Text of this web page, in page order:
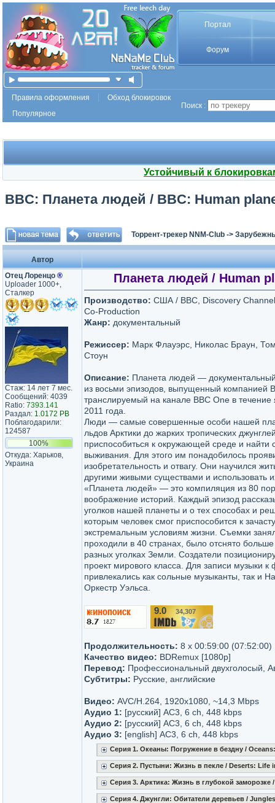
Портал
Форум
Правила оформления
Обход блокировок
Популярное
Поиск :
Устойчивый к
BBC: Планета людей / BBC: Human
Торрент-трекер NNM-Club ->
Автор
Отец Лоренцо ®
Uploader 1000+,
Сталкер
Стаж: 14 лет 7 мес.
Сообщений: 4039
Ratio: 7393.141
Раздал: 1.0172 PB
Поблагодарили:
124587
100%
Откуда: Харьков,
Украина
Планета людей / Human
Производство: США / ВВС, Discovery
Co-Production
Жанр: документальный
Режиссер: Марк Флауэрс, Николас Браун,
Стоун
Описание: Планета людей —
из восьми эпизодов, выпущенный компанией
транслируемый на канале BBC One в
2011 года.
Люди — самые совершенные особи нашей
льдов Арктики до жарких тропических
приспособиться к окружающей среде и найти
выживания. Для этого им понадобилось
изобретательность и отвагу. Они научился
другими живыми существами и использовать
«Планета людей» — это компиляция из 80
воображение историй. Каждый эпизод
уголков нашей планеты и о тех способах и
которым человек смог приспособится к
экстремальным условиям жизни. Съемки
проходили в 40 странах, было отснято
разных уголках Земли. Создатели
проект мирового класса. Для записи музыки к
привлекались как сольные музыканты, так и
Оркестр Уэльса.
9.0 34,307
Продолжительность: 8 x 00:59:00 (07:52:00)
Качество видео: BDRemux [1080p]
Перевод: Профессиональный двухголосый,
Субтитры: Русские, английские
Видео: AVC/H.264, 1920x1080, ~14,3 Mbps
Аудио 1: [русский] AC3, 6 ch, 448 kbps
Аудио 2: [русский] AC3, 6 ch, 448 kbps
Аудио 3: [english] AC3, 6 ch, 448 kbps
Серия 1. Океаны: Погружение в бездну /
Серия 2. Пустыни: Жизнь в пекле / Deserts: Life
Серия 3. Арктика: Жизнь в глубокой заморозке
Серия 4. Джунгли: Обитатели деревьев /